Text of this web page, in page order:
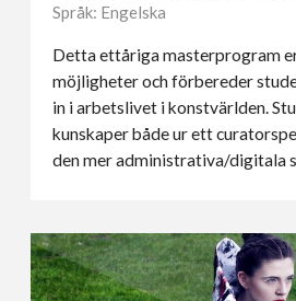
Språk: Engelska
Detta ettåriga masterprogram
möjligheter och förbereder
in i arbetslivet i konstvärlden.
kunskaper både ur ett
den mer administrativa/digitala